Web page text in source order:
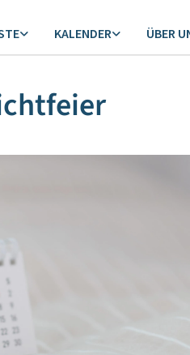
KALENDER ÜBER